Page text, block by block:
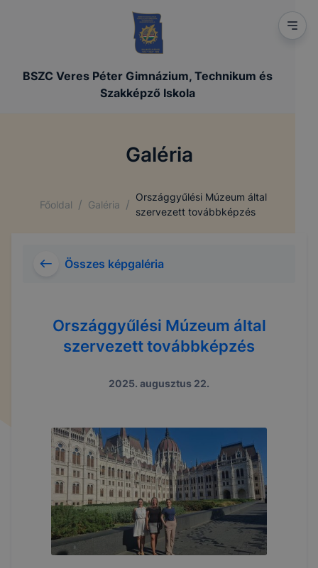
BSZC Veres Péter Gimnázium, Technikum és
Szakképző Iskola
Galéria
Főoldal / Galéria /
Országgyűlési Múzeum által
szervezett továbbképzés
Összes képgaléria
Országgyűlési Múzeum által
szervezett továbbképzés
2025. augusztus 22.